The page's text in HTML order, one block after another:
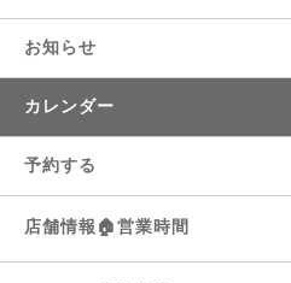
お知らせ
カレンダー
予約する
店舗情報🏠営業時間